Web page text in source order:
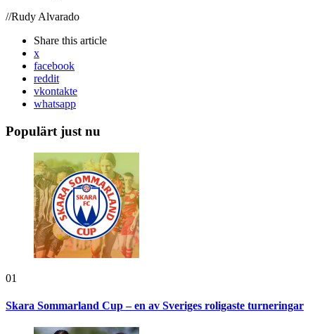
//Rudy Alvarado
Share this article
x
facebook
reddit
vkontakte
whatsapp
Populärt just nu
01
Skara Sommarland Cup – en av Sveriges roligaste turneringar